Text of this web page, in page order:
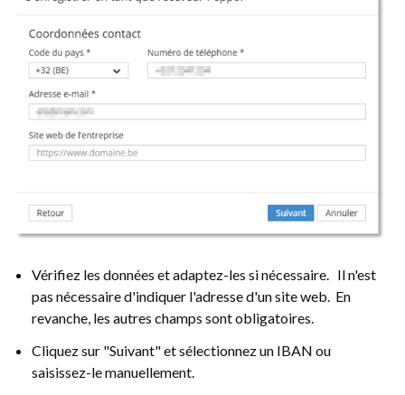
Vérifiez les données et adaptez-les si nécessaire. Il n'est
pas nécessaire d'indiquer l'adresse d'un site web. En
revanche, les autres champs sont obligatoires.
Cliquez sur "Suivant" et sélectionnez un IBAN ou
saisissez-le manuellement.